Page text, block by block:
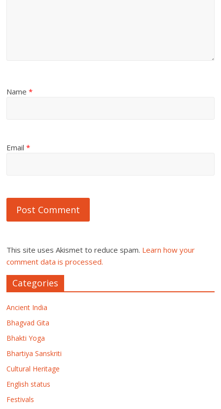
Name*
Email*
This site uses Akismet to reduce spam. Learn how your
comment data is processed.
Categories
Ancient India
Bhagvad Gita
Bhakti Yoga
Bhartiya Sanskriti
Cultural Heritage
English status
Festivals